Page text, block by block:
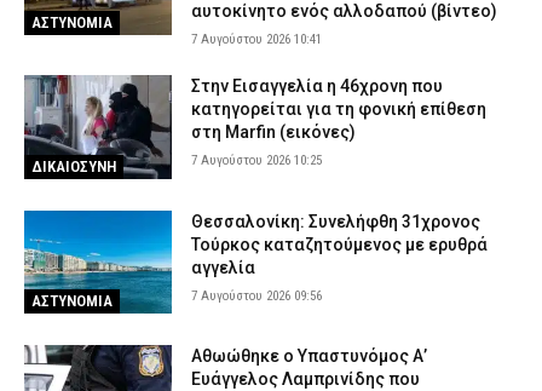
ΑΣΤΥΝΟΜΙΑ
αυτοκίνητο ενός αλλοδαπού (βίντεο)
7 Αυγούστου 2026 10:41
ΔΙΚΑΙΟΣΥΝΗ
Στην Εισαγγελία η 46χρονη που
κατηγορείται για τη φονική επίθεση
στη Marfin (εικόνες)
7 Αυγούστου 2026 10:25
ΑΣΤΥΝΟΜΙΑ
Θεσσαλονίκη: Συνελήφθη 31χρονος
Τούρκος καταζητούμενος με ερυθρά
αγγελία
7 Αυγούστου 2026 09:56
Αθωώθηκε ο Υπαστυνόμος Α’
Ευάγγελος Λαμπρινίδης που